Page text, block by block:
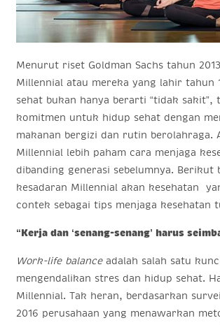
Menurut riset Goldman Sachs tahun
Millennial atau mereka yang lahir tahun
sehat bukan hanya berarti “tidak sakit”,
komitmen untuk hidup sehat dengan
makanan bergizi dan rutin berolahraga.
Millennial lebih paham cara menjaga
dibanding generasi sebelumnya. Berikut
kesadaran Millennial akan kesehatan
contek sebagai tips menjaga kesehatan
“Kerja dan ‘senang-senang’ harus
Work-life balanceadalah salah satu
mengendalikan stres dan hidup sehat.
Millennial. Tak heran, berdasarkan
2016 perusahaan yang menawarkan